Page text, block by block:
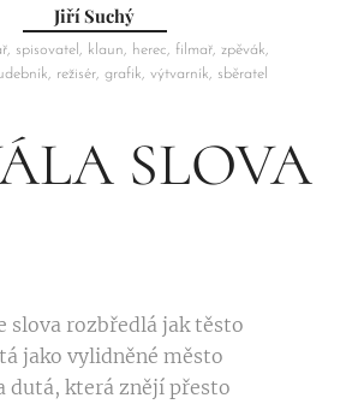
Jiří Suchý
spisovatel, klaun, herec, filmař, zpěvák,
režisér, grafik, výtvarník, sběratel
SLOVA
slova rozbředlá jak těsto
jako vylidněné město
dutá, která znějí přesto